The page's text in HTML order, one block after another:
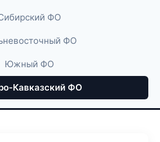
ФО
ФО
Южный ФО
Кавказский ФО